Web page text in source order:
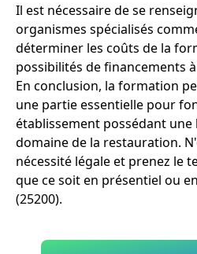
Il est nécessaire de se
organismes spécialisés
déterminer les coûts de la
possibilités de financements
En conclusion, la formation
une partie essentielle pour
établissement possédant une
domaine de la restauration.
nécessité légale et prenez le
que ce soit en présentiel ou
(25200).